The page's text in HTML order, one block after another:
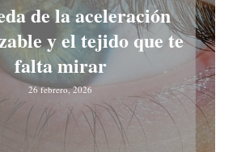
de la aceleración
y el tejido que te
falta mirar
26 febrero, 2026